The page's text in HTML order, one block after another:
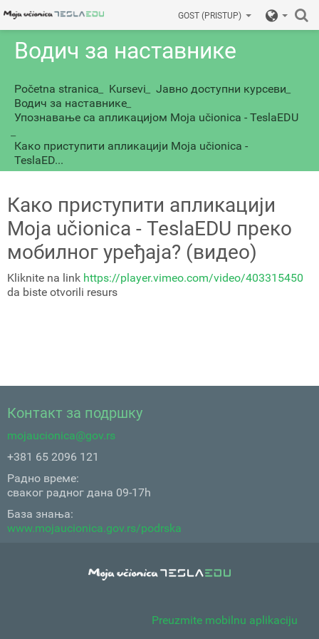
GOST (PRISTUP)
Водич за наставнике
Početna stranica Kursevi Јавно доступни курсеви
Водич за наставнике_
Упознавање са апликацијом Mojа učionicа - TeslaEDU
Како приступити апликацији Моја učionicа -
TeslaED...
Како приступити апликацији
Моја učionicа - TeslaEDU преко
мобилног уређаја? (видео)
Kliknite na link https://player.vimeo.com/video/403315450
da biste otvorili resurs
Контакт за подршку
mojaucionica@gov.rs
+381 65 2096 121
Радно време:
сваког радног дана 09-17h
База знања:
www.mojaucionica.gov.rs/podrska
Preuzmite mobilnu aplikaciju